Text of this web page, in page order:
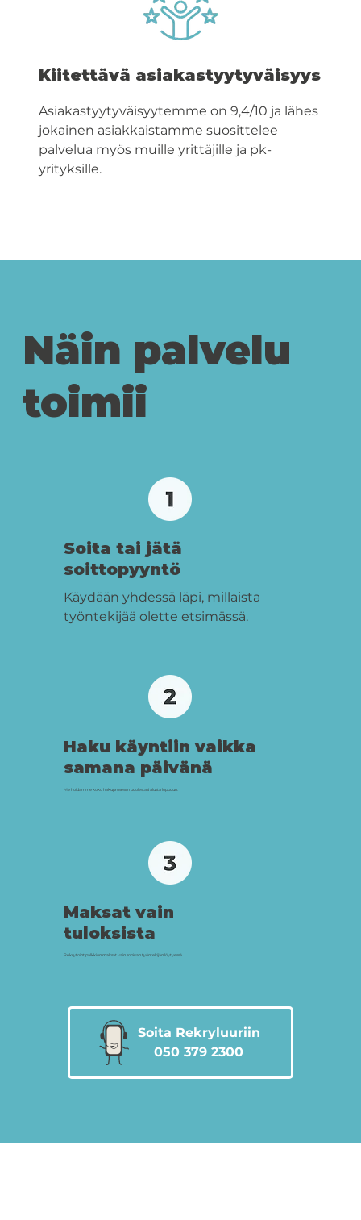
Asiakastyytyväisyytemme on 9,4/10 ja lähes
jokainen asiakkaistamme suosittelee
palvelua myös muille yrittäjille ja pk-
yrityksille.
Kiitettävä asiakastyytyväisyys
Näin palvelu
toimii
Soita tai jätä
soittopyyntö
Käydään yhdessä läpi, millaista
työntekijää olette etsimässä.
Haku käyntiin vaikka
samana päivänä
Me hoidamme koko hakuprosessin puolestasi alusta loppuun.
Maksat vain
tuloksista
Rekrytointipalkkion maksat vain sopivan työntekijän löytyessä.
Soita Rekryluuriin
050 379 2300